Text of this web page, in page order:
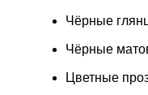
Чёрные
Чёрные
Цветные